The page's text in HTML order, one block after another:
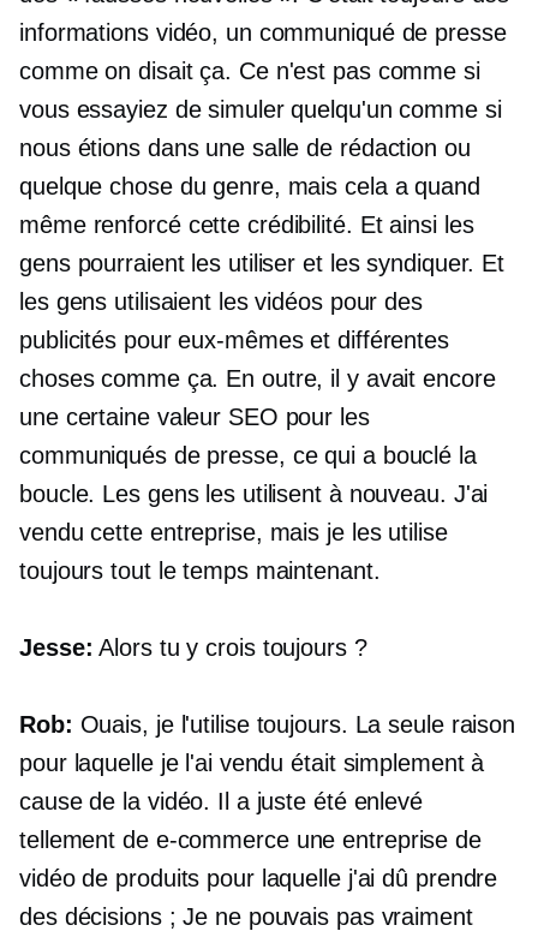
informations vidéo, un communiqué de presse
comme on disait ça. Ce n'est pas comme si
vous essayiez de simuler quelqu'un comme si
nous étions dans une salle de rédaction ou
quelque chose du genre, mais cela a quand
même renforcé cette crédibilité. Et ainsi les
gens pourraient les utiliser et les syndiquer. Et
les gens utilisaient les vidéos pour des
publicités pour eux-mêmes et différentes
choses comme ça. En outre, il y avait encore
une certaine valeur SEO pour les
communiqués de presse, ce qui a bouclé la
boucle. Les gens les utilisent à nouveau. J'ai
vendu cette entreprise, mais je les utilise
toujours tout le temps maintenant.
Jesse: Alors tu y crois toujours ?
Rob: Ouais, je l'utilise toujours. La seule raison
pour laquelle je l'ai vendu était simplement à
cause de la vidéo. Il a juste été enlevé
tellement de e-commerceune entreprise de
vidéo de produits pour laquelle j'ai dû prendre
des décisions ; Je ne pouvais pas vraiment